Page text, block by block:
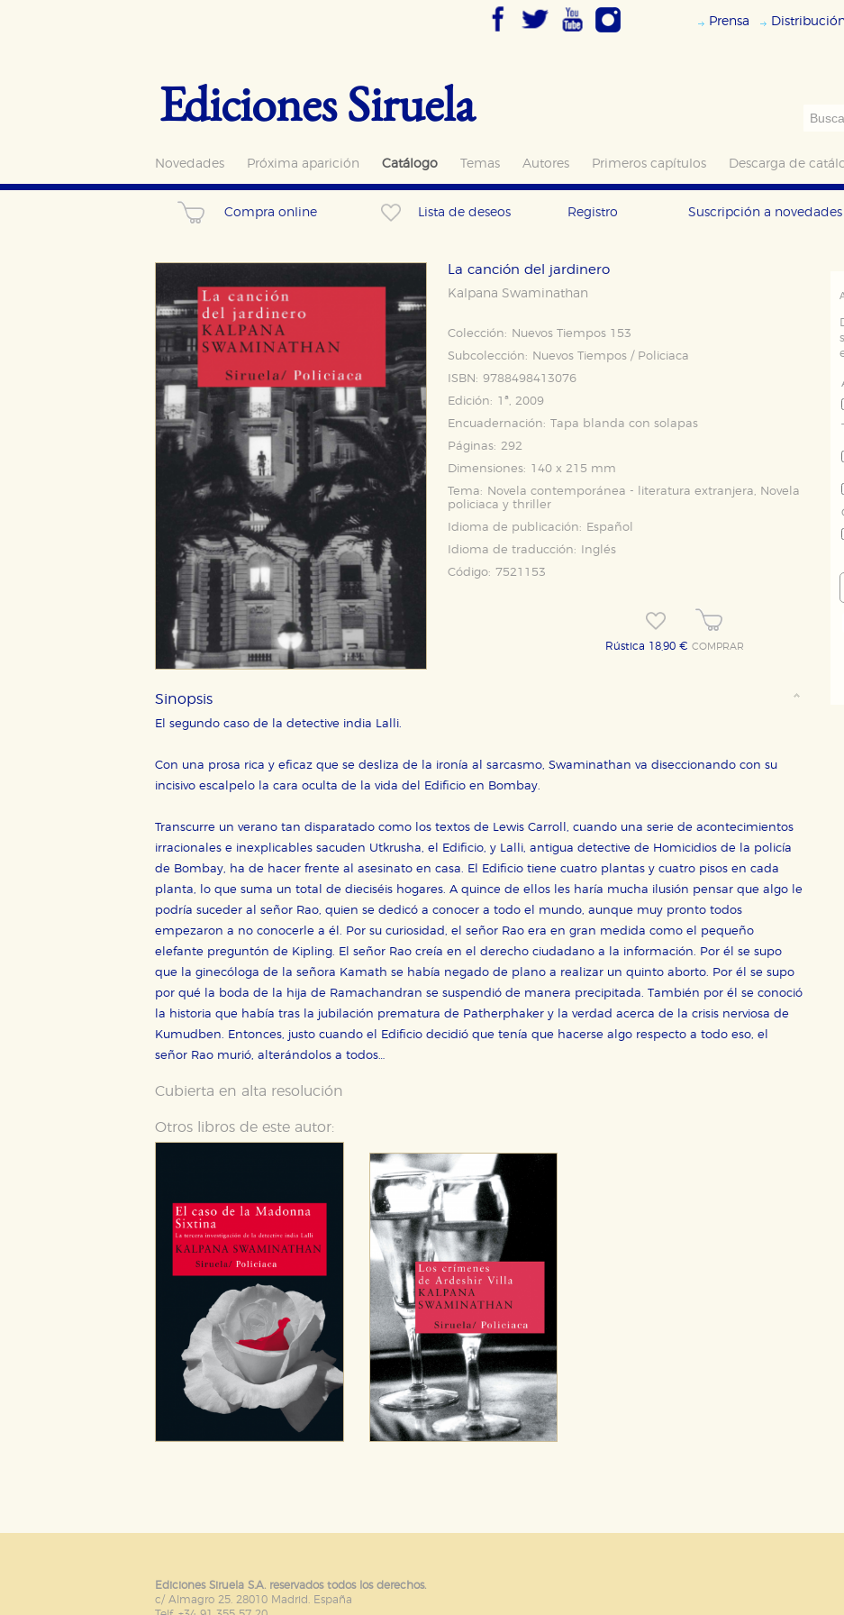
Prensa Distribución
Ediciones Siruela
Novedades Próxima aparición Catálogo Temas Autores Primeros capítulos Descarga de
Compra online Lista de deseos Registro Suscripción a novedades
La canción del jardinero
Kalpana Swaminathan
Colección:
Nuevos Tiempos 153
Subcolección:
Nuevos Tiempos / Policiaca
ISBN: 9788498413076
Edición: 1ª, 2009
Encuadernación: Tapa blanda con solapas
Páginas: 292
Dimensiones: 140 x 215 mm
Tema:
Novela contemporánea - literatura extranjera, Novela
policiaca y thriller
Idioma de publicación:
Español
Idioma de traducción:
Inglés
Código: 7521153
Rústica 18,90 €COMPRAR
Sinopsis
El segundo caso de la detective india Lalli.
Con una prosa rica y eficaz que se desliza de la ironía al sarcasmo, Swaminathan va diseccionando con su
incisivo escalpelo la cara oculta de la vida del Edificio en Bombay.
Transcurre un verano tan disparatado como los textos de Lewis Carroll, cuando una serie de acontecimientos
irracionales e inexplicables sacuden Utkrusha, el Edificio, y Lalli, antigua detective de Homicidios de la policía
de Bombay, ha de hacer frente al asesinato en casa. El Edificio tiene cuatro plantas y cuatro pisos en cada
planta, lo que suma un total de dieciséis hogares. A quince de ellos les haría mucha ilusión pensar que algo le
podría suceder al señor Rao, quien se dedicó a conocer a todo el mundo, aunque muy pronto todos
empezaron a no conocerle a él. Por su curiosidad, el señor Rao era en gran medida como el pequeño
elefante preguntón de Kipling. El señor Rao creía en el derecho ciudadano a la información. Por él se supo
que la ginecóloga de la señora Kamath se había negado de plano a realizar un quinto aborto. Por él se supo
por qué la boda de la hija de Ramachandran se suspendió de manera precipitada. También por él se conoció
la historia que había tras la jubilación prematura de Patherphaker y la verdad acerca de la crisis nerviosa de
Kumudben. Entonces, justo cuando el Edificio decidió que tenía que hacerse algo respecto a todo eso, el
señor Rao murió, alterándolos a todos…
Cubierta en alta resolución
Otros libros de este autor:
Ediciones Siruela S.A. reservados todos los derechos.
c/ Almagro 25. 28010 Madrid. España
Cookies necesarias
Estas cookies son necesarias para que nuestro sitio web funcione y no es posible deshabilitarlas desde
hacerlo desde el navegador, pero en ese caso es posible que algunas áreas de nuestra web dejen de
Cookies de rendimiento y analíticas
Estas cookies se utilizan para mejorar su experiencia de navegación y optimizar el funcionamiento de
configuraciones de servicios para que no tenga que reconfigurarlos cada vez que nos visita. La
tanto, es anónima.
Cookies de publicidad y redes sociales
Estas cookies son gestionadas por nuestros socios publicitarios y se utilizan para mostrar publicidad
Puede consultar nuestra política de cookies